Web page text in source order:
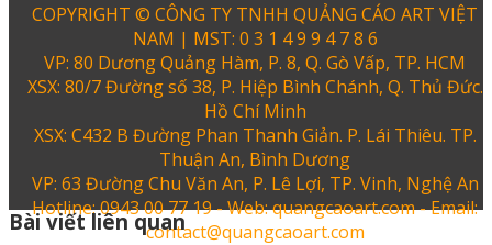
COPYRIGHT © CÔNG TY TNHH QUẢNG CÁO ART VIỆT
NAM | MST: 0 3 1 4 9 9 4 7 8 6
VP: 80 Dương Quảng Hàm, P. 8, Q. Gò Vấp, TP. HCM
XSX: 80/7 Đường số 38, P. Hiệp Bình Chánh, Q. Thủ Đức.
Hồ Chí Minh
XSX: C432 B Đường Phan Thanh Giản. P. Lái Thiêu. TP.
Thuận An, Bình Dương
VP: 63 Đường Chu Văn An, P. Lê Lợi, TP. Vinh, Nghệ An
Hotline: 0943 00 77 19 - Web: quangcaoart.com - Email:
contact@quangcaoart.com
Bài viết liên quan